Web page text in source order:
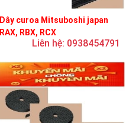
Dây curoa Mitsuboshi japan
RAX, RBX, RCX
Liên hệ: 0938454791